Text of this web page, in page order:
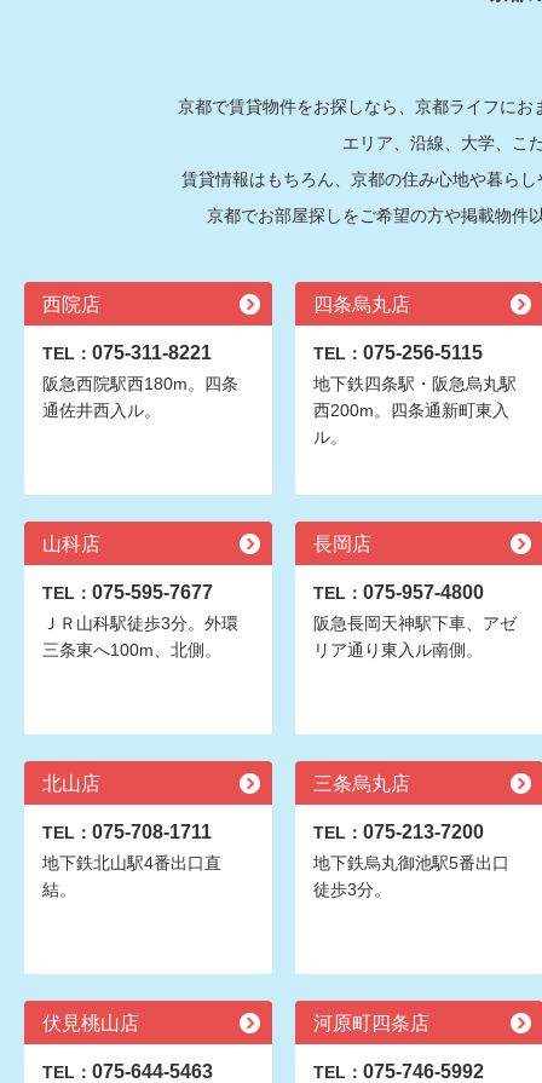
京都で賃貸物件をお探しなら、京都ライフに
エリア、沿線、大学、こ
賃貸情報はもちろん、京都の住み心地や暮ら
京都でお部屋探しをご希望の方や掲載物件
西院店
TEL： 075-311-8221
阪急西院駅西180m。四条
通佐井西入ル。
四条烏丸店
TEL： 075-256-5115
地下鉄四条駅・阪急烏丸駅
西200m。四条通新町東入
ル。
山科店
TEL： 075-595-7677
ＪＲ山科駅徒歩3分。外環
三条東へ100m、北側。
長岡店
TEL： 075-957-4800
阪急長岡天神駅下車、アゼ
リア通り東入ル南側。
北山店
TEL： 075-708-1711
地下鉄北山駅4番出口直
結。
三条烏丸店
TEL： 075-213-7200
地下鉄烏丸御池駅5番出口
徒歩3分。
伏見桃山店
TEL： 075-644-5463
河原町四条店
TEL： 075-746-5992